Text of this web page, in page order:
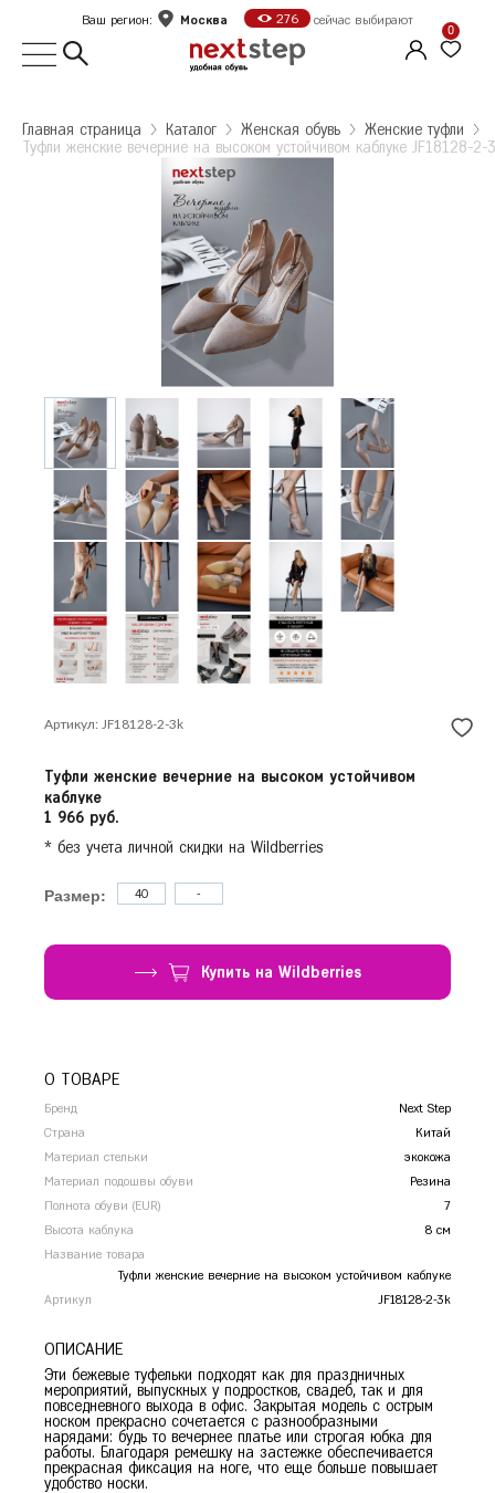
Главная страница Kаталог Женская обувь
Женские туфли
Туфли женские вечерние на высоком устойчивом каблуке JF18128-2-
Выбор города
Укажите ваш город
Санкт-Петербург
Железногорск
Казань
Калуга
Красногорск
Краснодар
Красноярск
Курск
Липецк
Нижний Новгород
Орёл
Пермь
Ростов-на-Дону
Сочи
Уфа
Челябинск
Ваш регион: Москва 276 сейчас выбирают
0
Артикул: JF18128-2-3k
Туфли женские вечерние на высоком устойчивом
каблуке
1 966 руб.
* без учета личной скидки на Wildberries
Размер: 40 -
Купить на Wildberries
ОПИСАНИЕ
Эти бежевые туфельки подходят как для праздничных
мероприятий, выпускных у подростков, свадеб, так и для
повседневного выхода в офис. Закрытая модель с острым
носком прекрасно сочетается с разнообразными
нарядами: будь то вечернее платье или строгая юбка для
работы. Благодаря ремешку на застежке обеспечивается
прекрасная фиксация на ноге, что еще больше повышает
удобство носки.
О ТОВАРЕ
Бренд
Next Step
Страна
Китай
Материал стельки
экокожа
Материал подошвы обуви
Резина
Полнота обуви (EUR)
7
Высота каблука
8 см
Название товара
Туфли женские вечерние на высоком устойчивом каблуке
Артикул
JF18128-2-3k
Туфли женские вечерние на высоком
устойчивом каблуке JF18128-2-3k
Размер: 37
Колличество: 1
2 095 ₽
Туфли женские вечерние на высоком
устойчивом каблуке JF18128-2-3k
Количество: 1
2 095 ₽
Продолжить покупки
Оформить заказ